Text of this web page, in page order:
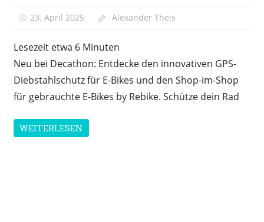
23. April 2025 Alexander Theis
Lesezeit etwa 6 Minuten
Neu bei Decathon: Entdecke den innovativen GPS-
Diebstahlschutz für E-Bikes und den Shop-im-Shop
für gebrauchte E-Bikes by Rebike. Schütze dein Rad
WEITERLESEN